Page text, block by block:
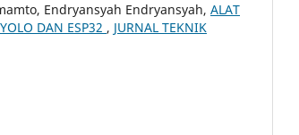
Endryansyah Endryansyah, ALAT
DAN ESP32 , JURNAL TEKNIK